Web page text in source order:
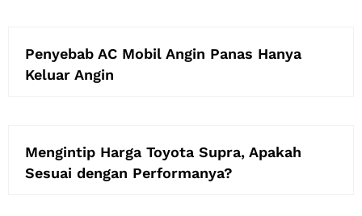
Penyebab AC Mobil Angin Panas Hanya
Keluar Angin
Mengintip Harga Toyota Supra, Apakah
Sesuai dengan Performanya?